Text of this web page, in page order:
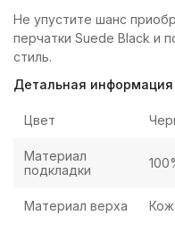
Не упустите шанс
перчатки Suede Black и
стиль.
Детальная информация
Цвет
Материал
подкладки
Материал верха